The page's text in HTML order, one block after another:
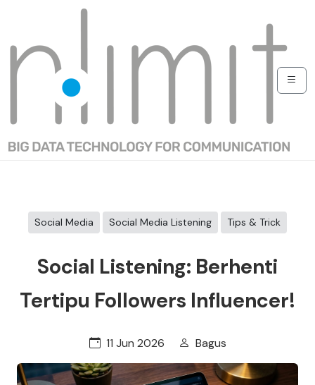
Social Media Social Media Listening Tips & Trick
Social Listening: Berhenti
Tertipu Followers Influencer!
11 Jun 2026 Bagus